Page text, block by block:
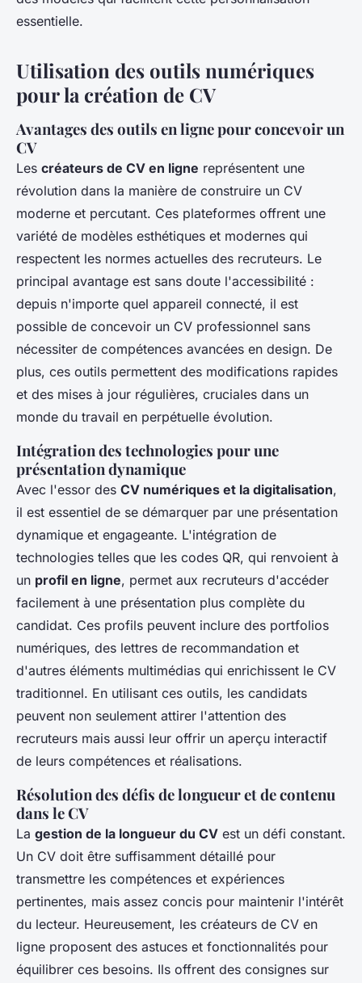
essentielle.
Utilisation des outils numériques
pour la création de CV
Avantages des outils en ligne pour concevoir un
CV
Les créateurs de CV en ligne représentent une
révolution dans la manière de construire un CV
moderne et percutant. Ces plateformes offrent une
variété de modèles esthétiques et modernes qui
respectent les normes actuelles des recruteurs. Le
principal avantage est sans doute l'accessibilité :
depuis n'importe quel appareil connecté, il est
possible de concevoir un CV professionnel sans
nécessiter de compétences avancées en design. De
plus, ces outils permettent des modifications rapides
et des mises à jour régulières, cruciales dans un
monde du travail en perpétuelle évolution.
Intégration des technologies pour une
présentation dynamique
Avec l'essor des CV numériques et la digitalisation,
il est essentiel de se démarquer par une présentation
dynamique et engageante. L'intégration de
technologies telles que les codes QR, qui renvoient à
un profil en ligne, permet aux recruteurs d'accéder
facilement à une présentation plus complète du
candidat. Ces profils peuvent inclure des portfolios
numériques, des lettres de recommandation et
d'autres éléments multimédias qui enrichissent le CV
traditionnel. En utilisant ces outils, les candidats
peuvent non seulement attirer l'attention des
recruteurs mais aussi leur offrir un aperçu interactif
de leurs compétences et réalisations.
Résolution des défis de longueur et de contenu
dans le CV
La gestion de la longueur du CV est un défi constant.
Un CV doit être suffisamment détaillé pour
transmettre les compétences et expériences
pertinentes, mais assez concis pour maintenir l'intérêt
du lecteur. Heureusement, les créateurs de CV en
ligne proposent des astuces et fonctionnalités pour
équilibrer ces besoins. Ils offrent des consignes sur